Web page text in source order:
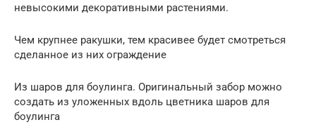
невысокими декоративными растениями.
Чем крупнее ракушки, тем красивее будет смотреться
сделанное из них ограждение
Из шаров для боулинга. Оригинальный забор можно
создать из уложенных вдоль цветника шаров для
боулинга